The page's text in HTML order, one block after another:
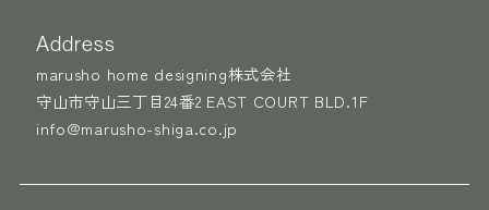
Address
marusho home designing株式会社
守山市守山三丁目24番2 EAST COURT BLD.1F
info@marusho-shiga.co.jp